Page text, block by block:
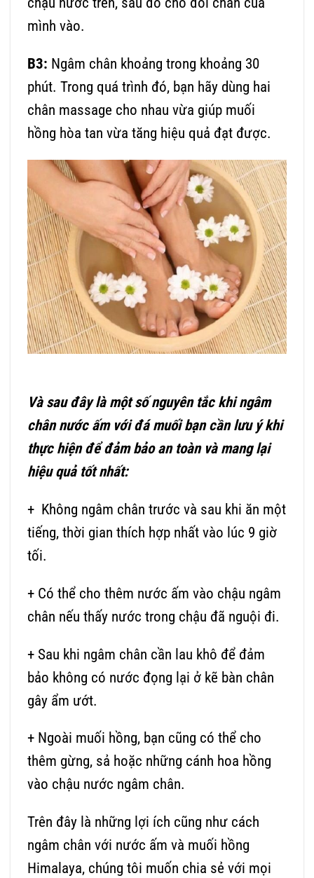
mình vào.
B3: Ngâm chân khoảng trong khoảng 30
phút. Trong quá trình đó, bạn hãy dùng hai
chân massage cho nhau vừa giúp muối
hồng hòa tan vừa tăng hiệu quả đạt được.
Và sau đây là một số nguyên tắc khi ngâm
chân nước ấm với đá muối bạn cần lưu ý khi
thực hiện để đảm bảo an toàn và mang lại
hiệu quả tốt nhất:
+ Không ngâm chân trước và sau khi ăn một
tiếng, thời gian thích hợp nhất vào lúc 9 giờ
tối.
+ Có thể cho thêm nước ấm vào chậu ngâm
chân nếu thấy nước trong chậu đã nguội đi.
+ Sau khi ngâm chân cần lau khô để đảm
bảo không có nước đọng lại ở kẽ bàn chân
gây ẩm ướt.
+ Ngoài muối hồng, bạn cũng có thể cho
thêm gừng, sả hoặc những cánh hoa hồng
vào chậu nước ngâm chân.
Trên đây là những lợi ích cũng như cách
ngâm chân với nước ấm và muối hồng
Himalaya, chúng tôi muốn chia sẻ với mọi